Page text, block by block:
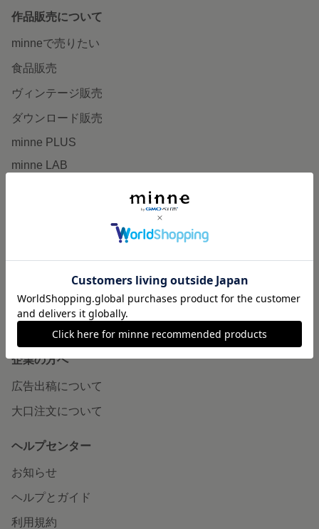
作品販売について
minneで売りたい
食品販売
ヴィンテージ販売
ダウンロード販売
minne PLUS
minne LAB
minne学習帖
ニュース
minneの本
企業の方へ
広告出稿について
大口注文について
ヘルプセンター
お知らせ
ヘルプとガイド
利用規約